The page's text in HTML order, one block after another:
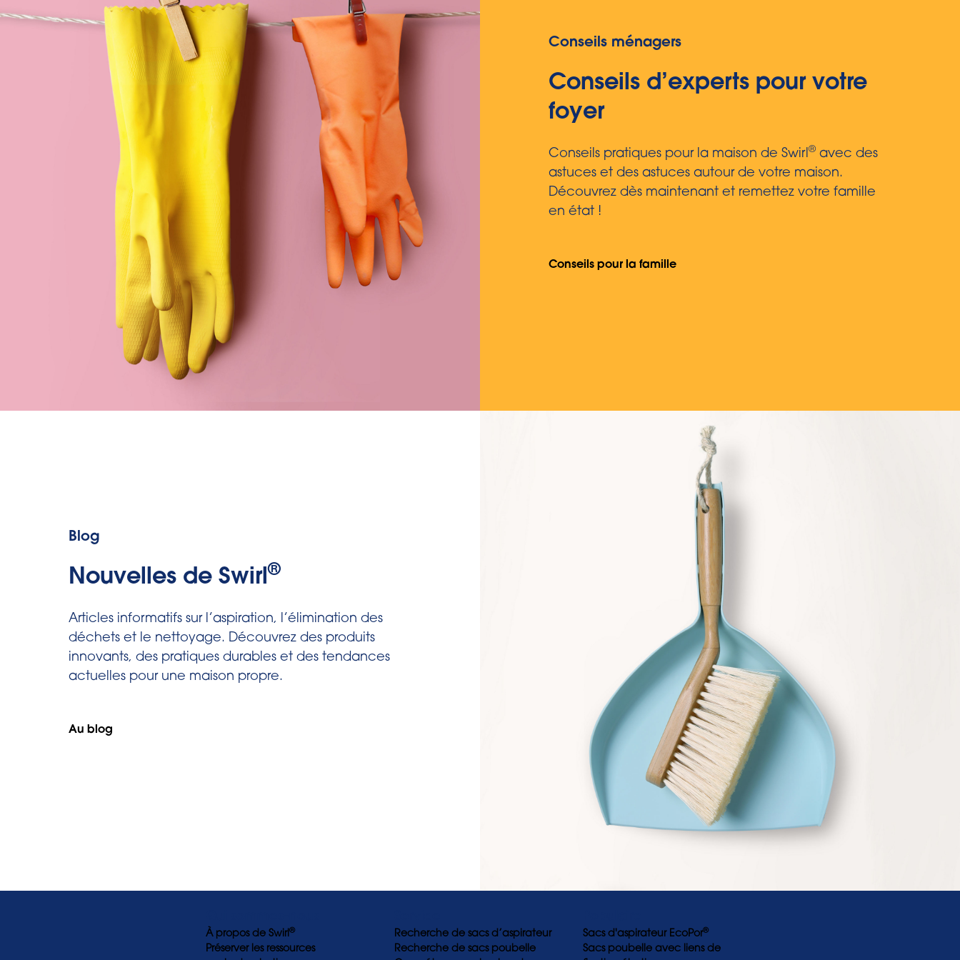
Conseils ménagers
Conseils d’experts pour votre
foyer
Conseils pratiques pour la maison de Swirl® avec des
astuces et des astuces autour de votre maison.
Découvrez dès maintenant et remettez votre famille
en état !
Conseils pour la famille
Blog
Nouvelles de Swirl®
Articles informatifs sur l’aspiration, l’élimination des
déchets et le nettoyage. Découvrez des produits
innovants, des pratiques durables et des tendances
actuelles pour une maison propre.
Au blog
À propos de Swirl®
Préserver les ressources
Recherche de sacs d’aspirateur
Recherche de sacs poubelle
Sacs d'aspirateur EcoPor®
Sacs poubelle avec liens de